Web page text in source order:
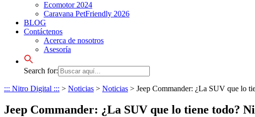
Ecomotor 2024
Caravana PetFriendly 2026
BLOG
Contáctenos
Acerca de nosotros
Asesoría
Search for:
::: Nitro Digital ::: > Noticias > Noticias > Jeep Commander: ¿La SUV que lo
Jeep Commander: ¿La SUV que lo tiene todo?